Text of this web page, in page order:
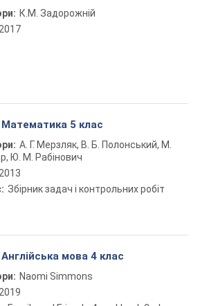
К.М. Задорожній
2017
5 клас
А. Г. Мерзляк, В. Б. Полонський, М.
Ю. М. Рабінович
2013
Збірник задач і контрольних робіт
мова 4 клас
Naomi Simmons
2019